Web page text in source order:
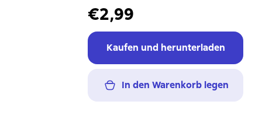
€2,99
Kaufen und herunterladen
In den Warenkorb legen